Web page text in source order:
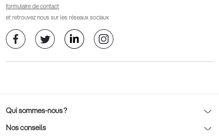
formulaire de contact
et retrouvez nous sur les réseaux sociaux
Qui sommes-nous ?
Notre charte déontologique
Nos conseils